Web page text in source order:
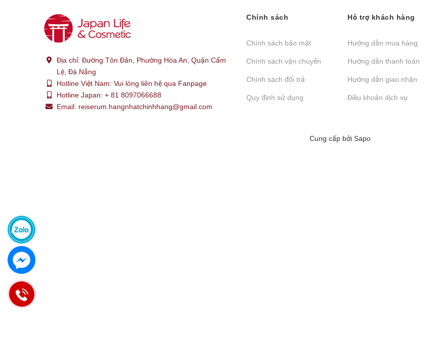
Địa chỉ: Đường Tôn Đản, Phường Hòa An, Quận Cẩm
Lệ, Đà Nẵng
Hotline Việt Nam: Vui lòng liên hệ qua Fanpage
Hotline Japan: + 81 8097066688
Email: reiserum.hangnhatchinhhang@gmail.com
Chính sách
Chính sách bảo mật
Chính sách vận chuyển
Chính sách đổi trả
Quy định sử dụng
Hỗ trợ khách hàng
Hướng dẫn mua hàng
Hướng dẫn thanh toán
Hướng dẫn giao nhận
Điều khoản dịch vụ
Cung cấp bởi Sapo